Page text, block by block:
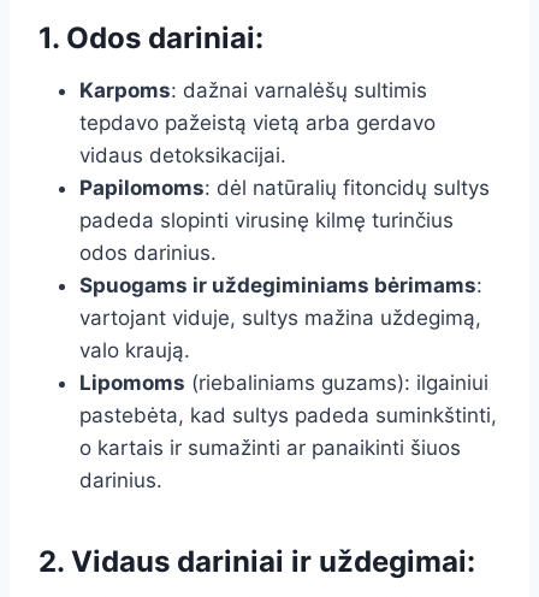
1. Odos dariniai:
Karpoms: dažnai varnalėšų sultimis
tepdavo pažeistą vietą arba gerdavo
vidaus detoksikacijai.
Papilomoms: dėl natūralių fitoncidų sultys
padeda slopinti virusinę kilmę turinčius
odos darinius.
Spuogams ir uždegiminiams bėrimams:
vartojant viduje, sultys mažina uždegimą,
valo kraują.
Lipomoms (riebaliniams guzams): ilgainiui
pastebėta, kad sultys padeda suminkštinti,
o kartais ir sumažinti ar panaikinti šiuos
darinius.
2. Vidaus dariniai ir uždegimai: